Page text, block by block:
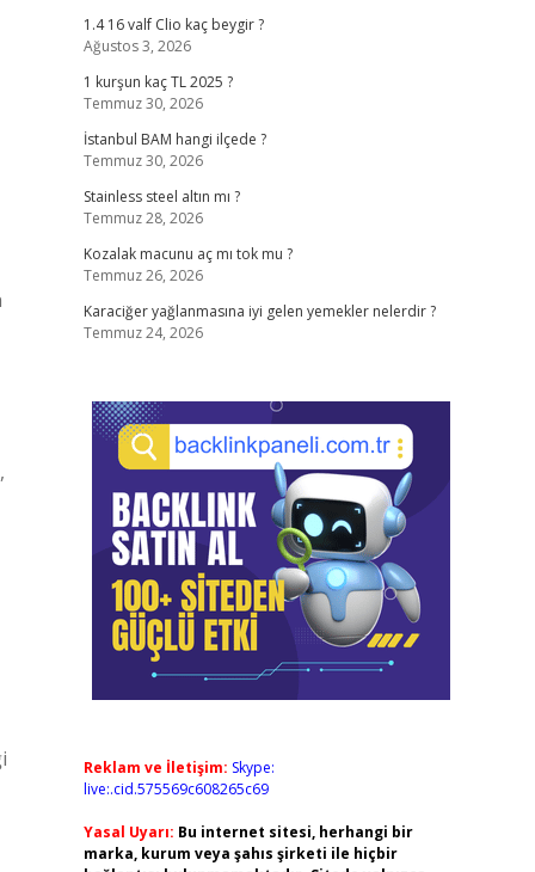
1.4 16 valf Clio kaç beygir ?
Ağustos 3, 2026
1 kurşun kaç TL 2025 ?
Temmuz 30, 2026
İstanbul BAM hangi ilçede ?
Temmuz 30, 2026
Stainless steel altın mı ?
Temmuz 28, 2026
Kozalak macunu aç mı tok mu ?
Temmuz 26, 2026
Karaciğer yağlanmasına iyi gelen yemekler nelerdir ?
Temmuz 24, 2026
Reklam ve İletişim: Skype:
live:.cid.575569c608265c69
Yasal Uyarı: Bu internet sitesi, herhangi bir
marka, kurum veya şahıs şirketi ile hiçbir